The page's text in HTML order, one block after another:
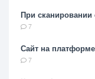
При сканировании
7
Сайт на
7